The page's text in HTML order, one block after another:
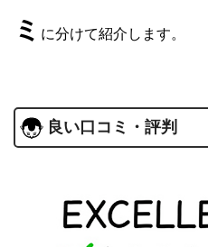
ミ に分けて紹介します。
良い口コミ・評判